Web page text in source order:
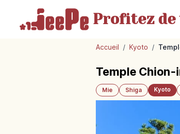
Profitez de
Accueil / Kyoto /
Temple
Mie Shiga Kyoto